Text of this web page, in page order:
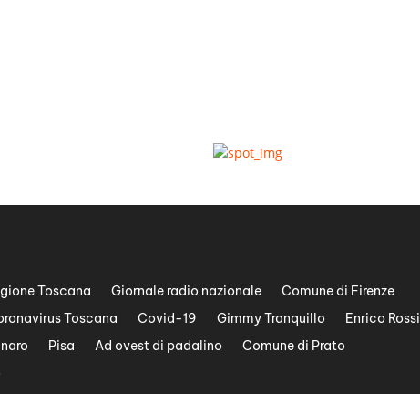
Toscana Giornale radio nazionale
Comune di Firenze
Toscana Covid-19 Gimmy Tranquillo
Enrico Rossi
Pisa Ad ovest di padalino
Comune di Prato